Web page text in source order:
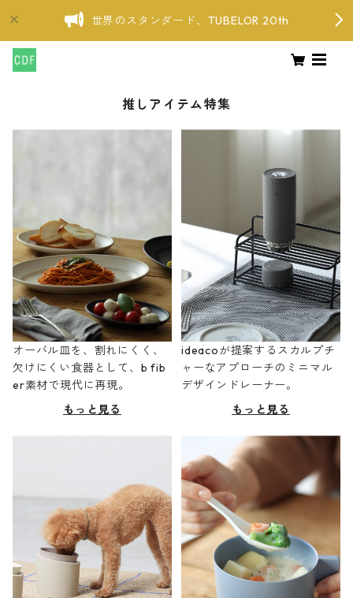
世界のスタンダード、TUBELOR 20th
推しアイテム特集
オーバル皿を、割れにくく、
欠けにくい食器として、b fib
er素材で現代に再現。
もっと見る
ideacoが提案するスカルプチ
ャーなアプローチのミニマル
デザインドレーナー。
もっと見る